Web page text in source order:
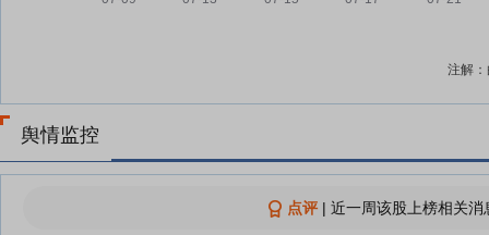
注解
舆情监控
点评| 近一周该股上榜相关